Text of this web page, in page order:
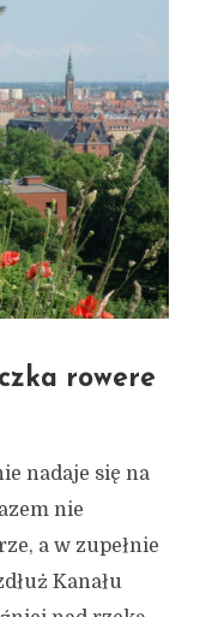
rowere
nadaje się na
nie
a w zupełnie
Kanału